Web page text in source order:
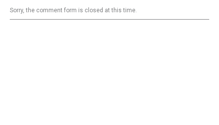
Sorry, the comment form is closed at this time.